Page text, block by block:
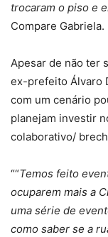
trocaram o piso e
Compare Gabriela.
Apesar de não ter
ex-prefeito Álvaro
com um cenário
planejam investir
colaborativo/
““Temos feito
ocuparem mais a
uma série de
como saber se a